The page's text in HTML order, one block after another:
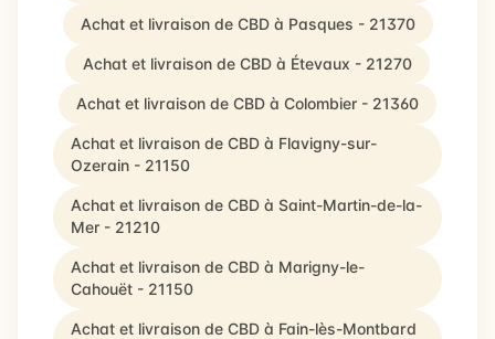
Achat et livraison de CBD à Pasques - 21370
Achat et livraison de CBD à Étevaux - 21270
Achat et livraison de CBD à Colombier - 21360
Achat et livraison de CBD à Flavigny-sur-
Ozerain - 21150
Achat et livraison de CBD à Saint-Martin-de-la-
Mer - 21210
Achat et livraison de CBD à Marigny-le-
Cahouët - 21150
Achat et livraison de CBD à Fain-lès-Montbard